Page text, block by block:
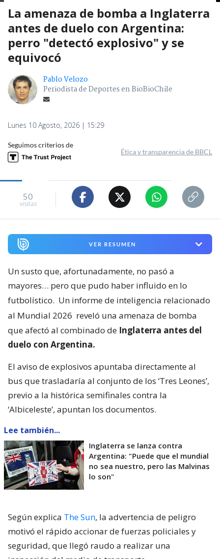
La amenaza de bomba a Inglaterra
antes de duelo con Argentina:
perro "detectó explosivo" y se
equivocó
Pablo Velozo
Periodista de Deportes en BioBioChile
Lunes 10 Agosto, 2026 | 15:29
Seguimos criterios de
Ética y transparencia de BBCL
50
visitas
VER RESUMEN
Un susto que, afortunadamente, no pasó a
mayores… pero que pudo haber influido en lo
futbolístico. Un informe de inteligencia relacionado
al Mundial 2026 reveló una amenaza de bomba
que afectó al combinado de Inglaterra antes del
duelo con Argentina.
El aviso de explosivos apuntaba directamente al
bus que trasladaría al conjunto de los ‘Tres Leones’,
previo a la histórica semifinales contra la
‘Albiceleste’, apuntan los documentos.
Lee también...
Inglaterra se lanza contra
Argentina: "Puede que el mundial
no sea nuestro, pero las Malvinas
lo son"
Según explica The Sun, la advertencia de peligro
motivó el rápido accionar de fuerzas policiales y
seguridad, que llegó raudo a realizar una